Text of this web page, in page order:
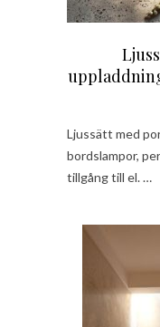
Ljussätt med
bordslampor,
tillgång till el. …